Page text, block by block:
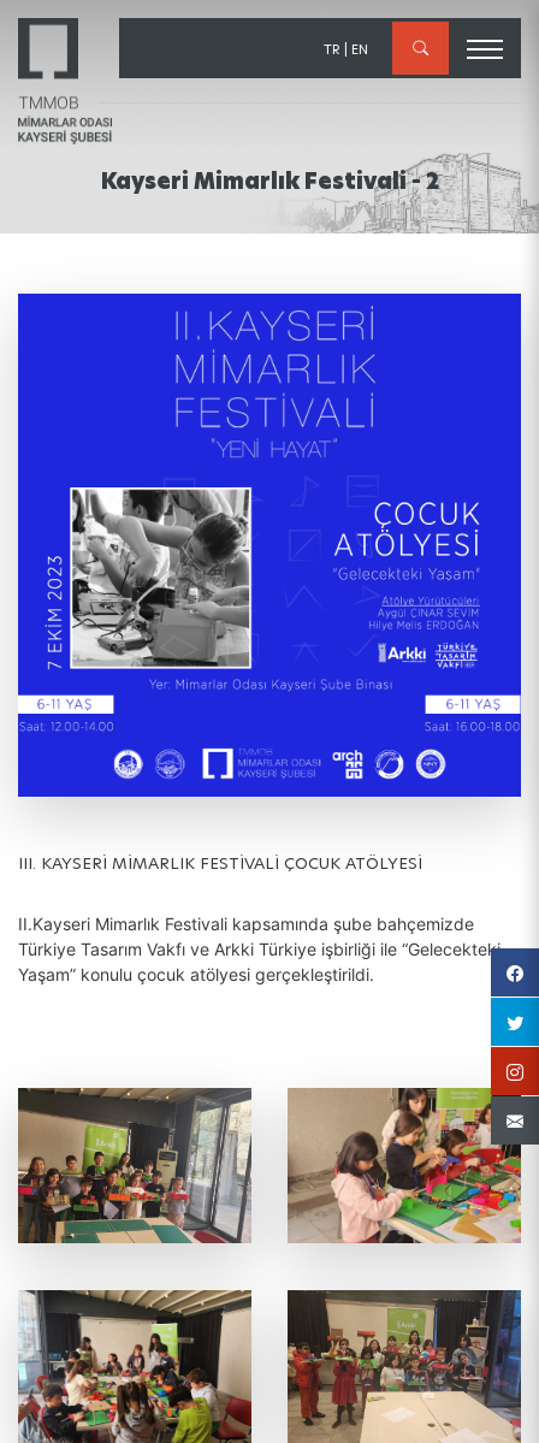
×
TR EN
Kayseri Mimarlık Festivali - 2
III. KAYSERİ MİMARLIK FESTİVALİ ÇOCUK ATÖLYESİ
II.Kayseri Mimarlık Festivali kapsamında şube bahçemizde
Türkiye Tasarım Vakfı ve Arkki Türkiye işbirliği ile “Gelecekteki
Yaşam” konulu çocuk atölyesi gerçekleştirildi.